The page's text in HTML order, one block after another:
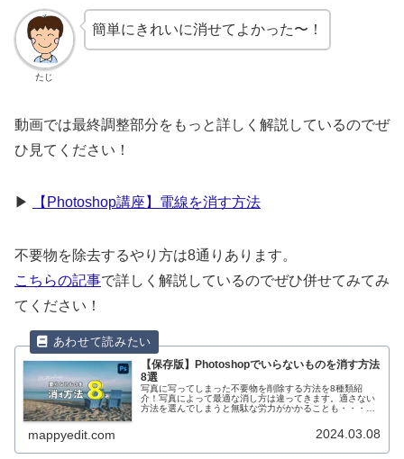
たじ
簡単にきれいに消せてよかった〜！
動画では最終調整部分をもっと詳しく解説しているのでぜ
ひ見てください！
▶︎ 【Photoshop講座】電線を消す方法
不要物を除去するやり方は8通りあります。
こちらの記事で詳しく解説しているのでぜひ併せてみてみ
てください！
【保存版】Photoshopでいらないものを消す方法
8選
写真に写ってしまった不要物を削除する方法を8種類紹
介！写真によって最適な消し方は違ってきます。適さない
方法を選んでしまうと無駄な労力がかかることも・・・。
mappyedit.com 2024.03.08